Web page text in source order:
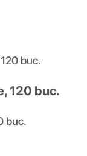
buc.
120 buc.